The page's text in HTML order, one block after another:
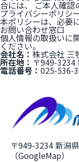
合には、 ご本人確認
プライバシーポリシ
本ポリシーは、必要
お問い合わせ窓口
個人情報の取扱いに
ください。
会社名： 株式会社 三
所在地： 〒949-3234
電話番号： 025-536-
〒949-3234 新潟
（GoogleMap）